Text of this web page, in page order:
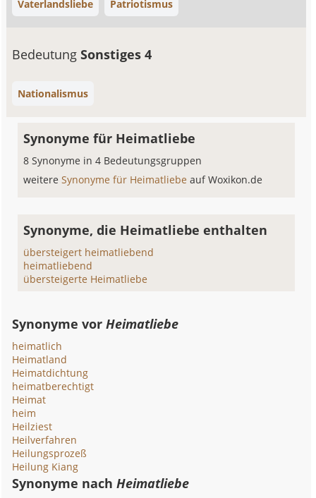
Vaterlandsliebe Patriotismus
BedeutungSonstiges 4
Nationalismus
Synonyme für Heimatliebe
8 Synonyme in 4 Bedeutungsgruppen
weitereSynonyme für Heimatliebeauf Woxikon.de
Synonyme, die Heimatliebe enthalten
übersteigert heimatliebend
heimatliebend
übersteigerte Heimatliebe
Synonyme vorHeimatliebe
heimatlich
Heimatland
Heimatdichtung
heimatberechtigt
Heimat
heim
Heilziest
Heilverfahren
Heilungsprozeß
Heilung Kiang
Synonyme nachHeimatliebe